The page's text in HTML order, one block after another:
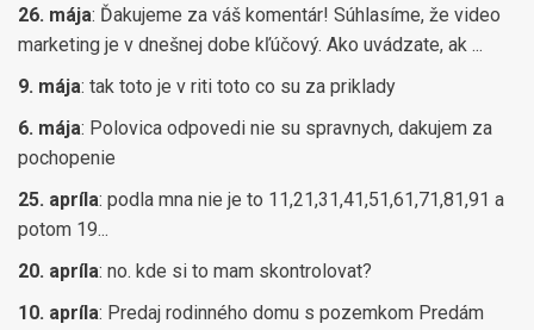
26. mája: Ďakujeme za váš komentár! Súhlasíme, že video
marketing je v dnešnej dobe kľúčový. Ako uvádzate, ak ...
9. mája: tak toto je v riti toto co su za priklady
6. mája: Polovica odpovedi nie su spravnych, dakujem za
pochopenie
25. apríla: podla mna nie je to 11,21,31,41,51,61,71,81,91 a
potom 19...
20. apríla: no. kde si to mam skontrolovat?
10. apríla: Predaj rodinného domu s pozemkom Predám